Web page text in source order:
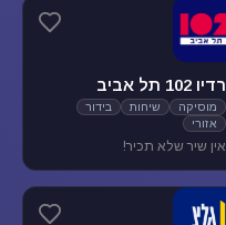
להנאת המאזינים
רדיו 102 תל אביב
מוסיקה שיחות
בידור
אזורי
אין שיר שלא תכיר!